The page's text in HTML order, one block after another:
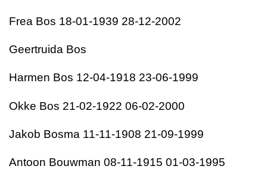
Frea Bos 18-01-1939 28-12-2002
Geertruida Bos
Harmen Bos 12-04-1918 23-06-1999
Okke Bos 21-02-1922 06-02-2000
Jakob Bosma 11-11-1908 21-09-1999
Antoon Bouwman 08-11-1915 01-03-1995